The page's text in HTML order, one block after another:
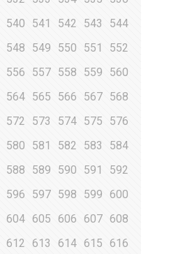
540 541 542 543
544
548 549 550 551
552
556 557 558 559
560
564 565 566 567 568
572 573 574 575
576
580 581 582 583
584
588 589 590 591
592
596 597 598 599
600
604 605 606 607 608
612 613 614 615
616